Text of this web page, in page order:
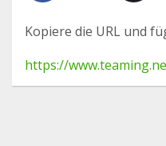
Kopiere die URL und
https://